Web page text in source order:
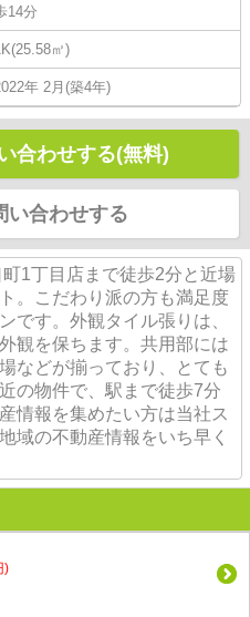
14分
㎡)
年 2月(築4年)
合わせする(無料)
い合わせする
1丁目店まで徒歩2分と近場
。こだわり派の方も満足度
です。外観タイル張りは、
観を保ちます。共用部には
などが揃っており、とても
の物件で、駅まで徒歩7分
情報を集めたい方は当社ス
域の不動産情報をいち早く
)